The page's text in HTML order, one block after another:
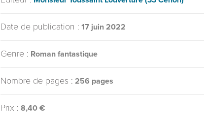
Date de publication : 17 juin 2022
Genre : Roman fantastique
Nombre de pages : 256 pages
Prix : 8,40 €